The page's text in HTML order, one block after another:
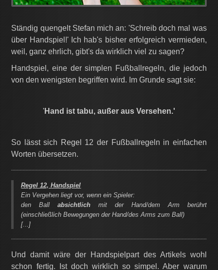
Ständig quengelt Stefan mich an: 'Schreib doch mal was
über Handspiel!' Ich hab's bisher erfolgreich vermieden,
weil, ganz ehrlich, gibt's da wirklich viel zu sagen?
Handspiel, eine der simplen Fußballregeln, die jedoch
von den wenigsten begriffen wird. Im Grunde sagt sie:
'Hand ist tabu, außer aus Versehen.'
So lässt sich Regel 12 der Fußballregeln in einfachen
Worten übersetzen.
Regel 12, Handspiel
Ein Vergehen liegt vor, wenn ein Spieler:
den Ballabsichtlichmit der Hand/dem Arm berührt
(einschließlich Bewegungen der Hand/des Arms zum Ball)
[...]
Und damit wäre der Handspielpart des Artikels wohl
schon fertig. Ist doch wirklich so simpel. Aber warum